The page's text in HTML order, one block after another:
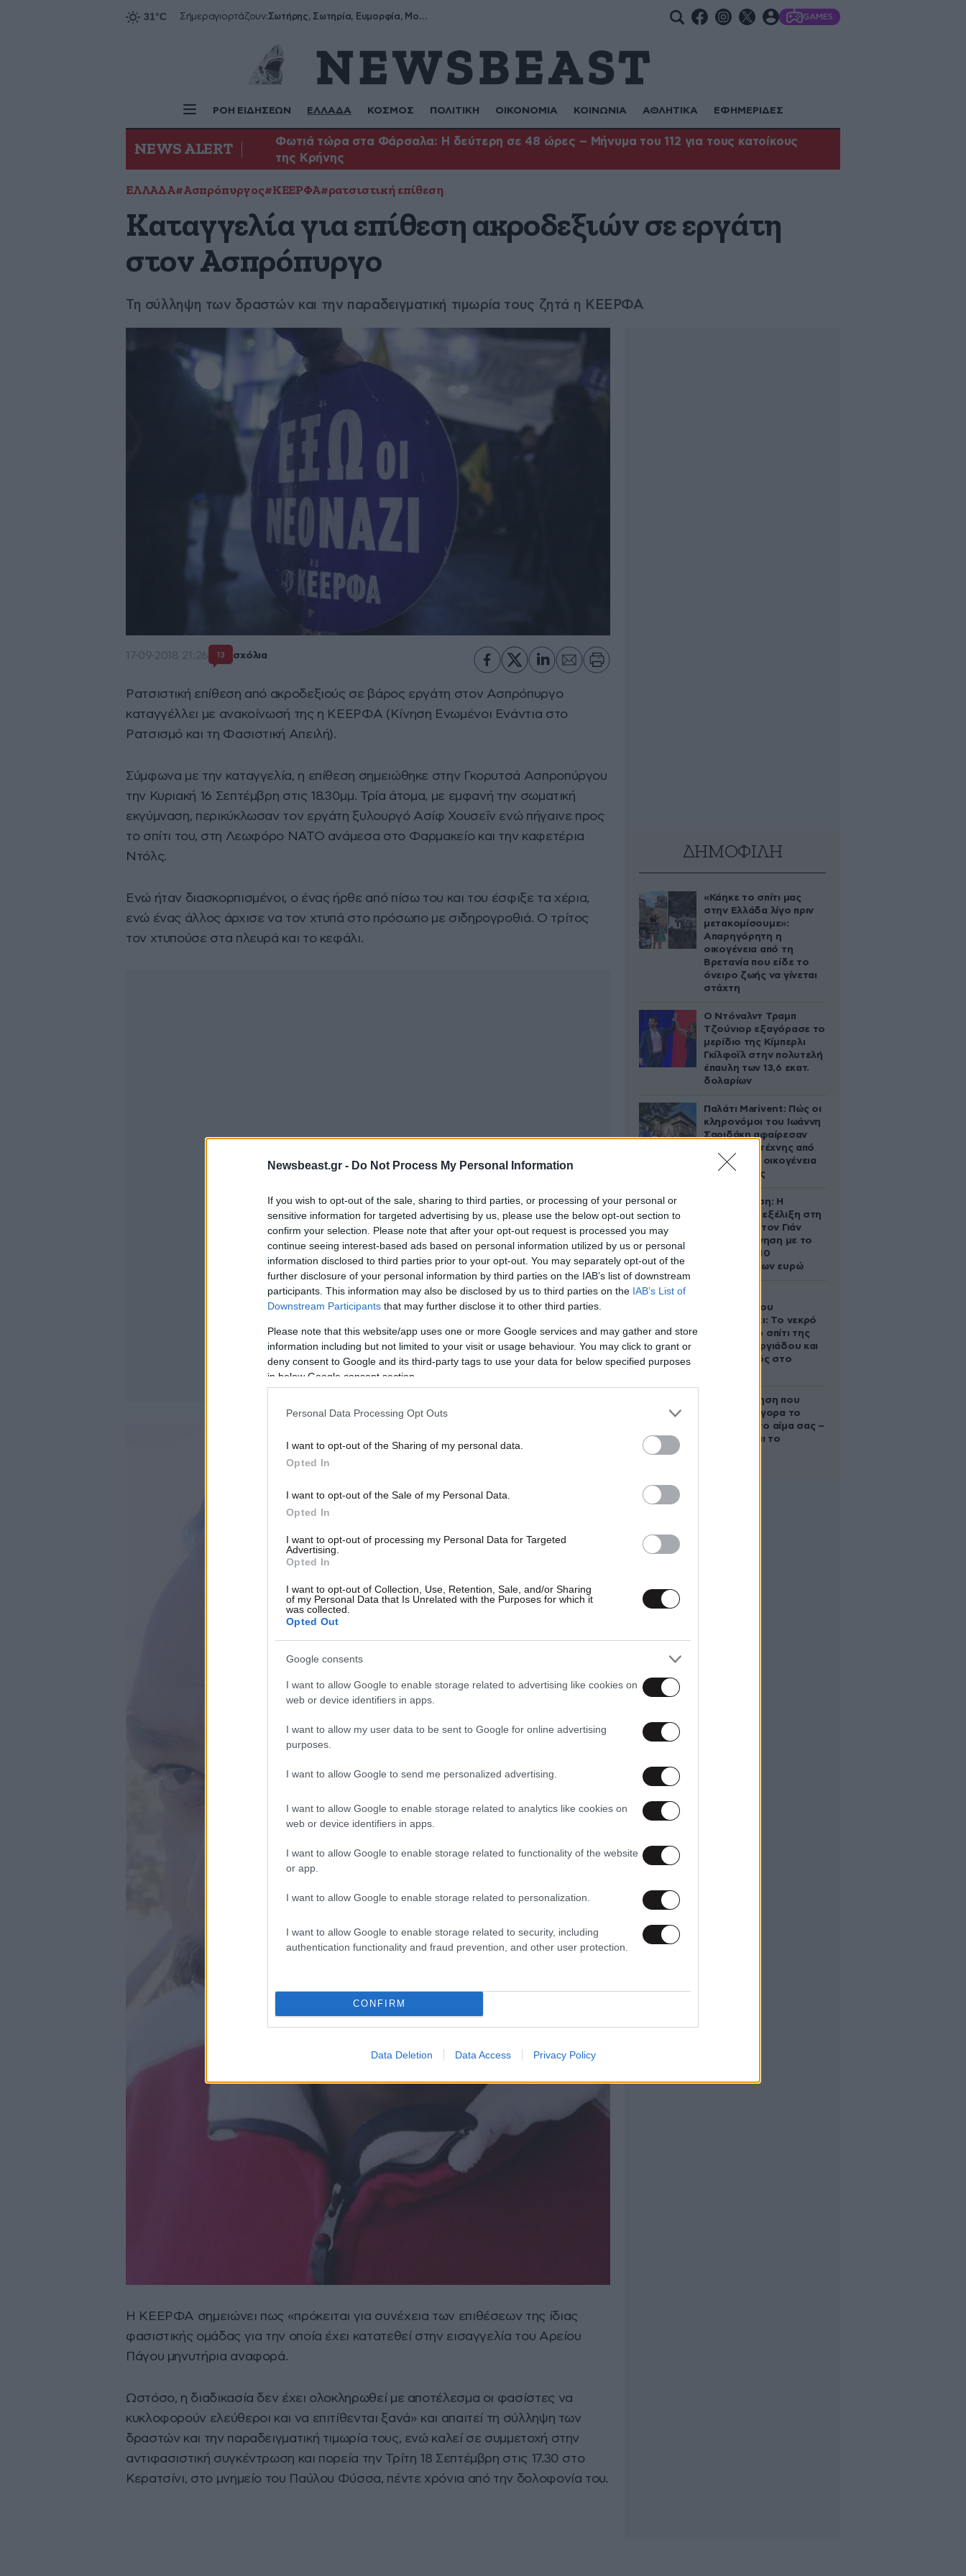
Newsbeast.gr - Do Not Process My Personal Information
If you wish to opt-out of the sale, sharing to third parties, or processing of your personal or
sensitive information for targeted advertising by us, please use the below opt-out section to
confirm your selection. Please note that after your opt-out request is processed you may
continue seeing interest-based ads based on personal information utilized by us or personal
information disclosed to third parties prior to your opt-out. You may separately opt-out of the
further disclosure of your personal information by third parties on the IAB’s list of downstream
participants. This information may also be disclosed by us to third parties on the IAB’s List of
Downstream Participants that may further disclose it to other third parties.
Please note that this website/app uses one or more Google services and may gather and store
information including but not limited to your visit or usage behaviour. You may click to grant or
deny consent to Google and its third-party tags to use your data for below specified purposes
in below Google consent section.
Personal Data Processing Opt Outs
I want to opt-out of the Sharing of my personal data.
Opted In
I want to opt-out of the Sale of my Personal Data.
Opted In
I want to opt-out of processing my Personal Data for Targeted
Advertising.
Opted In
I want to opt-out of Collection, Use, Retention, Sale, and/or Sharing
of my Personal Data that Is Unrelated with the Purposes for which it
was collected.
Opted Out
Google consents
I want to allow Google to enable storage related to advertising like cookies on
web or device identifiers in apps.
I want to allow my user data to be sent to Google for online advertising
purposes.
I want to allow Google to send me personalized advertising.
I want to allow Google to enable storage related to analytics like cookies on
web or device identifiers in apps.
I want to allow Google to enable storage related to functionality of the website
or app.
I want to allow Google to enable storage related to personalization.
I want to allow Google to enable storage related to security, including
authentication functionality and fraud prevention, and other user protection.
CONFIRM
Data Deletion Data Access Privacy Policy
Σήμεραγιορτάζουν: Σωτήρης, Σωτηρία, Ευμορφία, Μορφούλα GAMES
ΡΟΗ ΕΙΔΗΣΕΩΝ ΕΛΛΑΔΑ ΚΟΣΜΟΣ ΠΟΛΙΤΙΚΗ ΟΙΚΟΝΟΜΙΑ ΚΟΙΝΩΝΙΑ ΑΘΛΗΤΙΚΑ ΕΦΗΜΕΡΙΔΕΣ
NEWS ALERT
Φωτιά τώρα στα Φάρσαλα: Η δεύτερη σε 48 ώρες – Μήνυμα του 112 για τους κατοίκους
της Κρήνης
ΕΛΛΑΔΑ#Ασπρόπυργος#ΚΕΕΡΦΑ#ρατσιστική επίθεση
Καταγγελία για επίθεση ακροδεξιών σε εργάτη
στον Ασπρόπυργο
Τη σύλληψη των δραστών και την παραδειγματική τιμωρία τους ζητά η ΚΕΕΡΦΑ
17·09·2018 21:26 13 σχόλια
Ρατσιστική επίθεση από ακροδεξιούς σε βάρος εργάτη στον Ασπρόπυργο
καταγγέλλει με ανακοίνωσή της η ΚΕΕΡΦΑ (Κίνηση Ενωμένοι Ενάντια στο
Ρατσισμό και τη Φασιστική Απειλή).
Σύμφωνα με την καταγγελία, η επίθεση σημειώθηκε στην Γκορυτσά Ασπροπύργου
την Κυριακή 16 Σεπτέμβρη στις 18.30μμ. Τρία άτομα, με εμφανή την σωματική
εκγύμναση, περικύκλωσαν τον εργάτη ξυλουργό Ασίφ Χουσεΐν ενώ πήγαινε προς
το σπίτι του, στη Λεωφόρο ΝΑΤΟ ανάμεσα στο Φαρμακείο και την καφετέρια
Ντόλς.
Ενώ ήταν διασκορπισμένοι, ο ένας ήρθε από πίσω του και του έσφιξε τα χέρια,
ενώ ένας άλλος άρχισε να τον χτυπά στο πρόσωπο με σιδηρογροθιά. Ο τρίτος
τον χτυπούσε στα πλευρά και το κεφάλι.
Η ΚΕΕΡΦΑ σημειώνει πως «πρόκειται για συνέχεια των επιθέσεων της ίδιας
φασιστικής ομάδας για την οποία έχει κατατεθεί στην εισαγγελία του Αρείου
Πάγου μηνυτήρια αναφορά.
Ωστόσο, η διαδικασία δεν έχει ολοκληρωθεί με αποτέλεσμα οι φασίστες να
κυκλοφορούν ελεύθεροι και να επιτίθενται ξανά» και απαιτεί τη σύλληψη των
δραστών και την παραδειγματική τιμωρία τους, ενώ καλεί σε συμμετοχή στην
αντιφασιστική συγκέντρωση και πορεία την Τρίτη 18 Σεπτέμβρη στις 17.30 στο
Κερατσίνι, στο μνημείο του Παύλου Φύσσα, πέντε χρόνια από την δολοφονία του.
ΔΗΜΟΦΙΛΗ
«Κάηκε το σπίτι μας
στην Ελλάδα λίγο πριν
μετακομίσουμε»:
Απαρηγόρητη η
οικογένεια από τη
Βρετανία που είδε το
όνειρο ζωής να γίνεται
στάχτη
Ο Ντόναλντ Τραμπ
Τζούνιορ εξαγόρασε το
μερίδιο της Κίμπερλι
Γκίλφοϊλ στην πολυτελή
έπαυλη των 13,6 εκατ.
δολαρίων
Παλάτι Marivent: Πώς οι
κληρονόμοι του Ιωάννη
Σαριδάκη αφαίρεσαν
1.300 έργα τέχνης από
τη βασιλική οικογένεια
της Ισπανίας
Αθηνά Ωνάση: Η
απρόσμενη εξέλιξη στη
διαμάχη με τον Γιάν
Τοπς – Η κίνηση με το
άλογο των 10
εκατομμυρίων ευρώ
Τζώρτζογλου
αποκαλύπτει: Το νεκρό
έμβρυο στο σπίτι της
Μαρίας Γεωργιάδου και
ο εγκλεισμός στο
Η απλή άσκηση που
μειώνει γρήγορα το
σάκχαρο στο αίμα σας –
Και δεν είναι το